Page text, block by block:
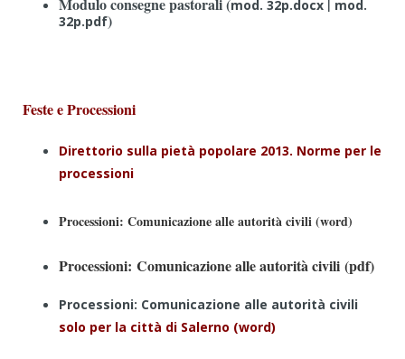
mod. 32p.docx
mod.
32p.pdf)
Feste e Processioni
Direttorio sulla pietà popolare 2013. Norme per le
processioni
Processioni: Comunicazione alle autorità civili (word)
Processioni: Comunicazione alle autorità civili (pdf)
Processioni: Comunicazione alle autorità civili
solo per la città di Salerno (word)